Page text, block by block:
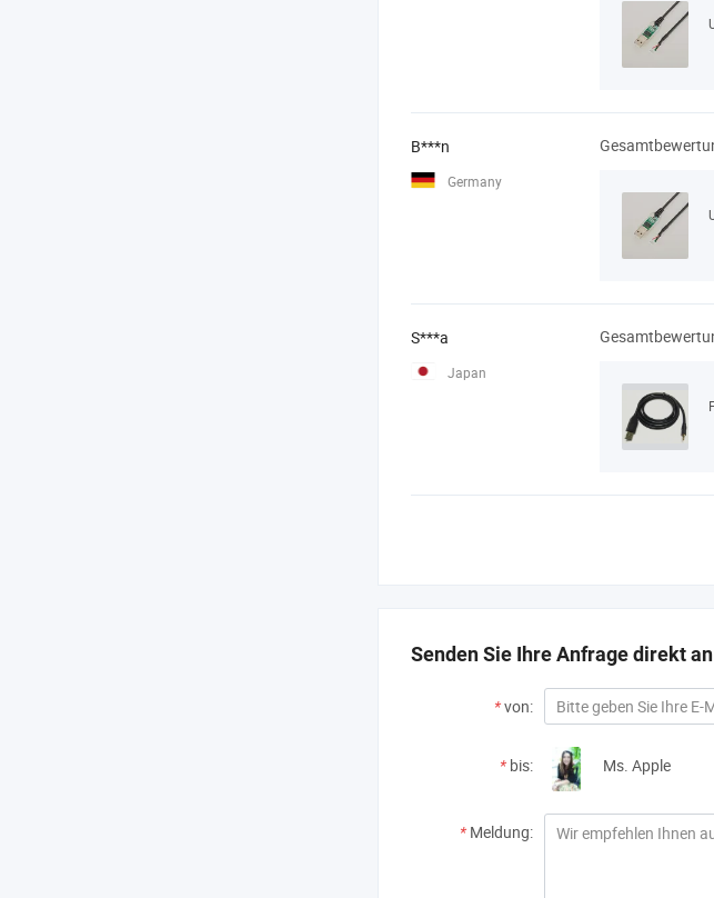
B***n
Germany
S***a
Japan
Senden Sie Ihre Anfrage direkt
*von:
* bis: Ms. Apple
* Meldung: